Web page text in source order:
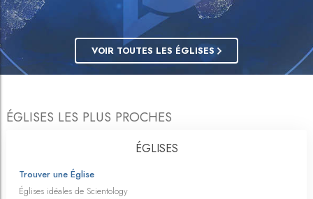
VOIR TOUTES LES ÉGLISES
ÉGLISES LES PLUS PROCHES
ÉGLISES
Trouver une Église
Églises idéales de Scientology